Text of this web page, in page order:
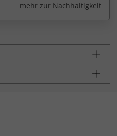
mehr zur Nachhaltigkeit